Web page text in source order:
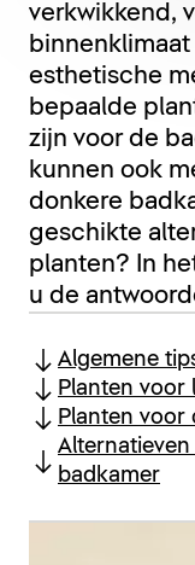
verkwikkend,
esthetische
bepaalde
zijn voor de
kunnen ook
donkere
geschikte
planten? In
u de
Algemene
Planten voor
Planten voor
badkamer